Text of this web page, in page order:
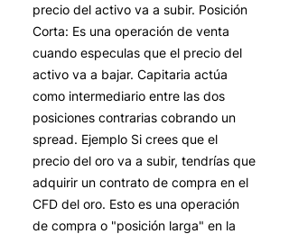
precio del activo va a subir. Posición
Corta: Es una operación de venta
cuando especulas que el precio del
activo va a bajar. Capitaria actúa
como intermediario entre las dos
posiciones contrarias cobrando un
spread. Ejemplo Si crees que el
precio del oro va a subir, tendrías que
adquirir un contrato de compra en el
CFD del oro. Esto es una operación
de compra o "posición larga" en la